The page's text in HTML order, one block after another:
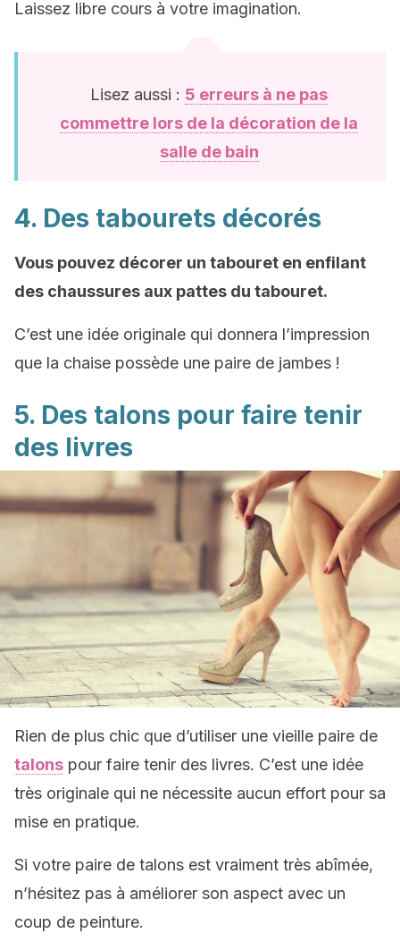
Laissez libre cours à votre imagination.
Lisez aussi : 5 erreurs à ne pas
commettre lors de la décoration de la
salle de bain
4. Des tabourets décorés
Vous pouvez décorer un tabouret en enfilant
des chaussures aux pattes du tabouret.
C’est une idée originale qui donnera l’impression
que la chaise possède une paire de jambes !
5. Des talons pour faire tenir
des livres
Rien de plus chic que d’utiliser une vieille paire de
talons pour faire tenir des livres. C’est une idée
très originale qui ne nécessite aucun effort pour sa
mise en pratique.
Si votre paire de talons est vraiment très abîmée,
n’hésitez pas à améliorer son aspect avec un
coup de peinture.